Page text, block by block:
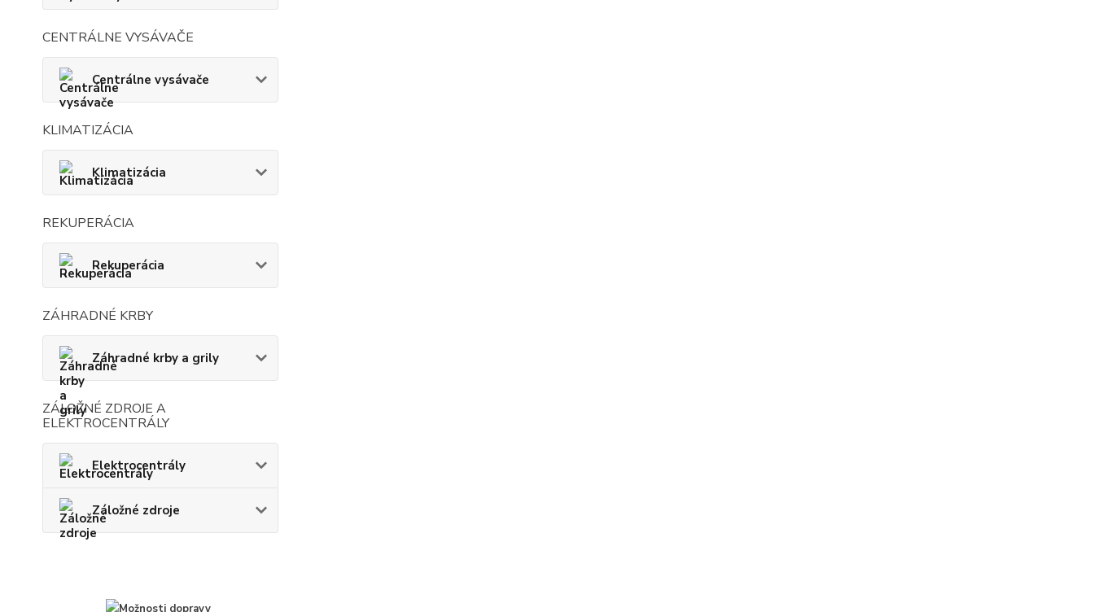
CENTRÁLNE VYSÁVAČE
Centrálne vysávače
KLIMATIZÁCIA
Klimatizácia
REKUPERÁCIA
Rekuperácia
ZÁHRADNÉ KRBY
Záhradné krby a grily
ZÁLOŽNÉ ZDROJE A
ELEKTROCENTRÁLY
Elektrocentrály
Záložné zdroje